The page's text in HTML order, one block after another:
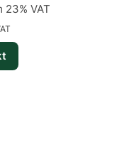
%s VAT
23% VAT